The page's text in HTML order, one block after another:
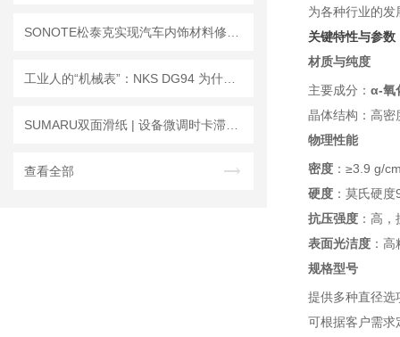
查看全部
为各种行业的
关键特性与参数
材质与纯度
主要成分： α-氧
晶体结构：高密
物理性能
密度：≥3.9 g/
硬度：莫氏硬度
抗压强度：高，
表面光洁度：高
规格型号
提供多种直径选
可根据客户需求